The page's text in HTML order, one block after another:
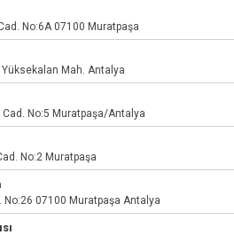
No:6A 07100 Muratpaşa
Mah. Antalya
No:5 Muratpaşa/Antalya
No:2 Muratpaşa
No:26 07100 Muratpaşa Antalya